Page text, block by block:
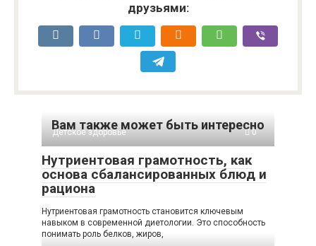
друзьями:
Вам также может быть интересно
Детское здоровье 0
Нутриентовая грамотность, как
основа сбалансированных блюд и
рациона
Нутриентовая грамотность становится ключевым
навыком в современной диетологии. Это способность
понимать роль белков, жиров,